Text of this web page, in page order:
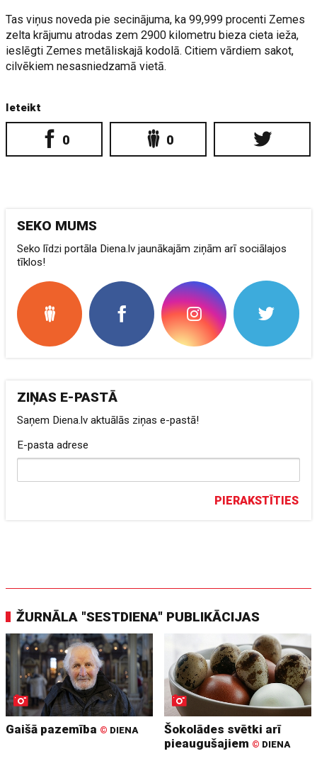
Tas viņus noveda pie secinājuma, ka 99,999 procenti Zemes
zelta krājumu atrodas zem 2900 kilometru bieza cieta ieža,
ieslēgti Zemes metāliskajā kodolā. Citiem vārdiem sakot,
cilvēkiem nesasniedzamā vietā.
Ieteikt
0 0
SEKO MUMS
Seko līdzi portāla Diena.lv jaunākajām ziņām arī sociālajos
tīklos!
ZIŅAS E-PASTĀ
Saņem Diena.lv aktuālās ziņas e-pastā!
E-pasta adrese
PIERAKSTĪTIES
ŽURNĀLA "SESTDIENA" PUBLIKĀCIJAS
Gaišā pazemība © DIENA
Šokolādes svētki arī
pieaugušajiem © DIENA